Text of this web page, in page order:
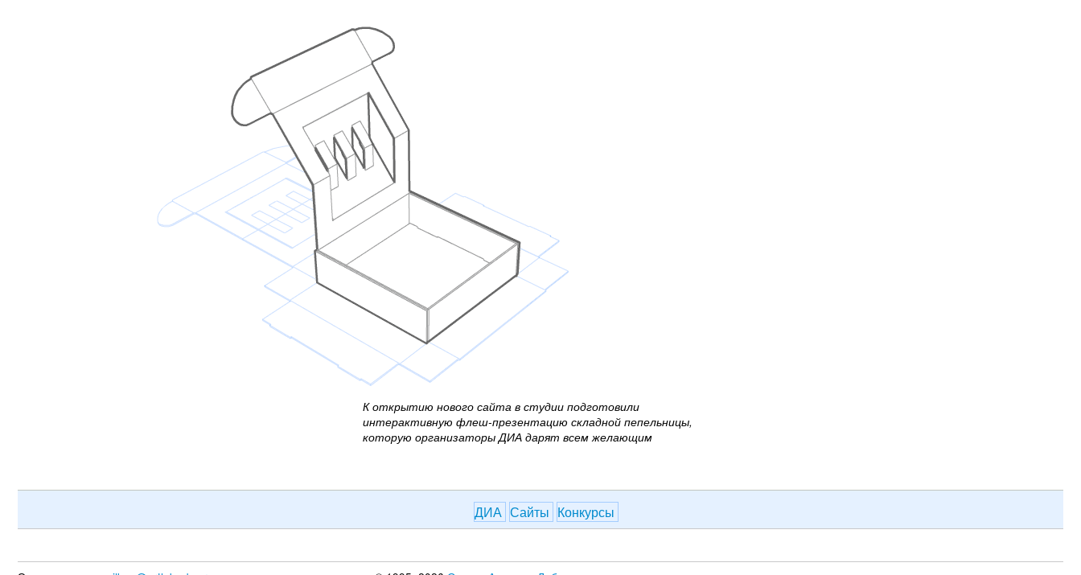
К открытию нового сайта в студии подготовили
интерактивную флеш-презентацию складной пепельницы,
которую организаторы ДИА дарят всем желающим
ДИА Сайты Конкурсы